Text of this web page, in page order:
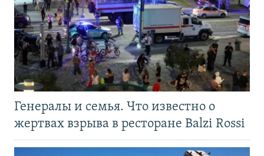
Генералы и семья. Что известно о
жертвах взрыва в ресторане Balzi Rossi